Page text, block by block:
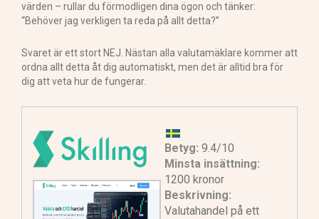
värden – rullar du förmodligen dina ögon och tänker:
“Behöver jag verkligen ta reda på allt detta?”
Svaret är ett stort NEJ. Nästan alla valutamäklare kommer att
ordna allt detta åt dig automatiskt, men det är alltid bra för
dig att veta hur de fungerar.
Betyg: 9.4/10
Minsta insättning:
1200 kronor
Beskrivning:
Valutahandel på ett